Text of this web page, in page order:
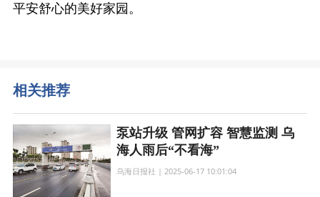
平安舒心的美好家园。
相关推荐
泵站升级 管网扩容 智慧监测 乌
海人雨后“不看海”
乌海日报社 | 2025-06-17 10:01:04